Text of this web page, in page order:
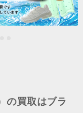
の買取はブラ